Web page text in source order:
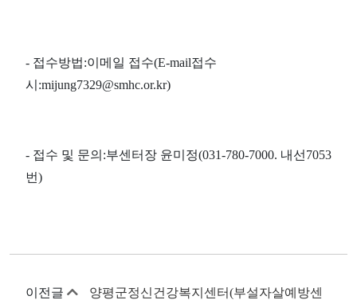
- 접수방법:이메일 접수(E-mail접수
시:mijung7329@smhc.or.kr)
- 접수 및 문의:부센터장 윤미정(031-780-7000. 내선7053
번)
이전글
양평군정신건강복지센터(부설자살예방센